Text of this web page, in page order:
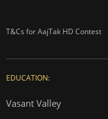
T&Cs for AajTak HD Contest
EDUCATION:
Vasant Valley